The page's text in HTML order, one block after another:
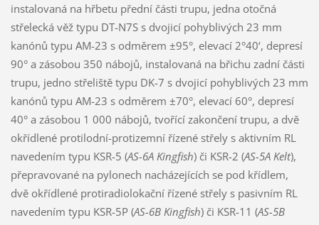
instalovaná na hřbetu přední části trupu, jedna otočná
střelecká věž typu DT-N7S s dvojicí pohyblivých 23 mm
kanónů typu AM-23 s odměrem ±95°, elevací 2°40‘, depresí
90° a zásobou 350 nábojů, instalovaná na břichu zadní části
trupu, jedno střeliště typu DK-7 s dvojicí pohyblivých 23 mm
kanónů typu AM-23 s odměrem ±70°, elevací 60°, depresí
40° a zásobou 1 000 nábojů, tvořící zakončení trupu, a dvě
okřídlené protilodní-protizemní řízené střely s aktivním RL
navedením typu KSR-5 (AS-6A Kingfish) či KSR-2 (AS-5A Kelt),
přepravované na pylonech nacházejících se pod křídlem,
dvě okřídlené protiradiolokační řízené střely s pasivním RL
navedením typu KSR-5P (AS-6B Kingfish) či KSR-11 (AS-5B